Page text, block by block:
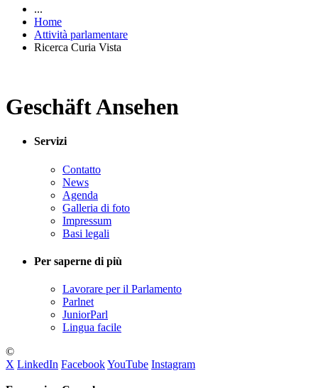
...
Home
Attività parlamentare
Ricerca Curia Vista
Geschäft Ansehen
Servizi
Contatto
News
Agenda
Galleria di foto
Impressum
Basi legali
Per saperne di più
Lavorare per il Parlamento
Parlnet
JuniorParl
Lingua facile
©
X LinkedIn FacebookYouTube Instagram